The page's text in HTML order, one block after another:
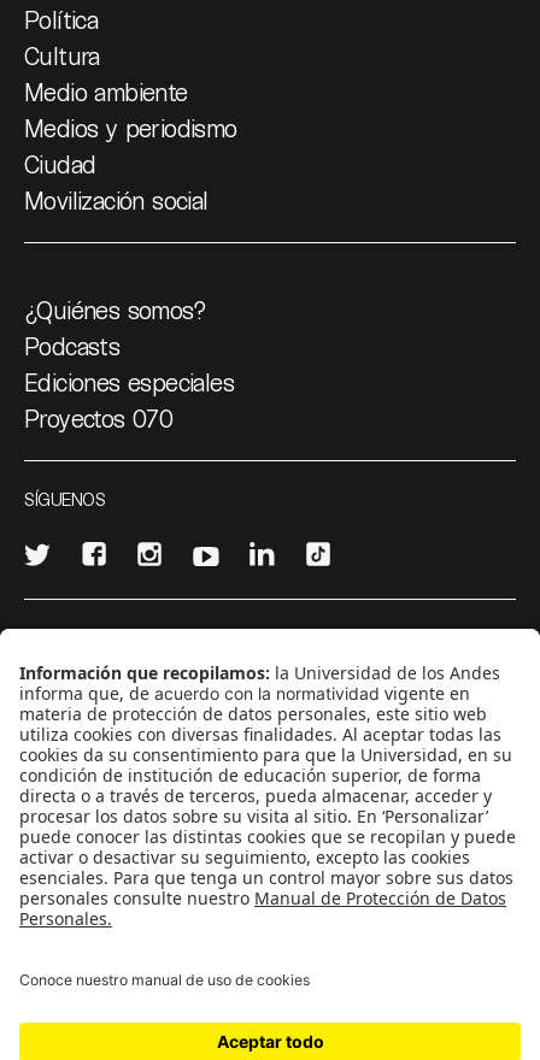
Política
Cultura
Medio ambiente
Medios y periodismo
Ciudad
Movilización social
¿Quiénes somos?
Podcasts
Ediciones especiales
Proyectos 070
SÍGUENOS
CONTÁCTANOS
cerosetenta@uniandes.edu.co
BOGOTÁ, COLOMBIA
NEWSLETTER